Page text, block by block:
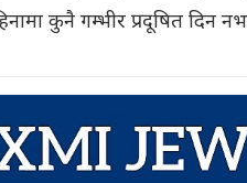
कुनै गम्भीर प्रदूषित दिन